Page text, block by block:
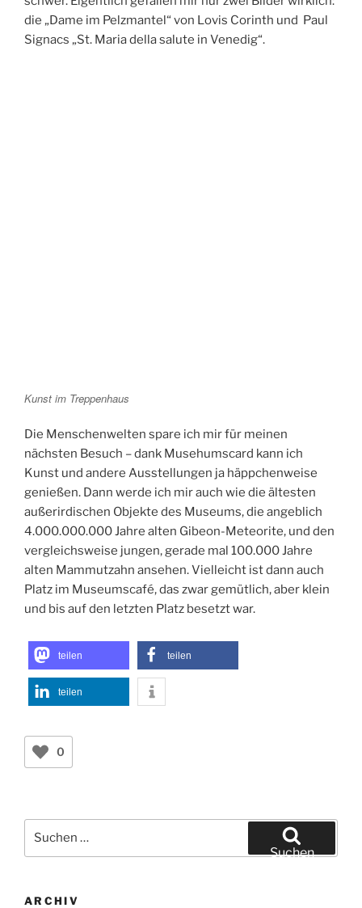
die „Dame im Pelzmantel“ von Lovis Corinth und Paul
Signacs „St. Maria della salute in Venedig“.
Kunst im Treppenhaus
Die Menschenwelten spare ich mir für meinen
nächsten Besuch – dank Musehumscard kann ich
Kunst und andere Ausstellungen ja häppchenweise
genießen. Dann werde ich mir auch wie die ältesten
außerirdischen Objekte des Museums, die angeblich
4.000.000.000 Jahre alten Gibeon-Meteorite, und den
vergleichsweise jungen, gerade mal 100.000 Jahre
alten Mammutzahn ansehen. Vielleicht ist dann auch
Platz im Museumscafé, das zwar gemütlich, aber klein
und bis auf den letzten Platz besetzt war.
teilen teilen
teilen
0
nach:
Suchen
ARCHIV